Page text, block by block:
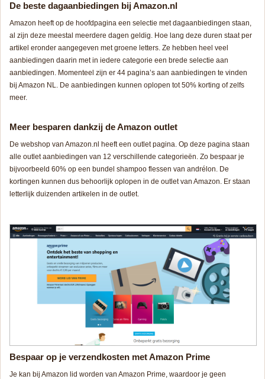
De beste dagaanbiedingen bij Amazon.nl
Amazon heeft op de hoofdpagina een selectie met dagaanbiedingen staan,
al zijn deze meestal meerdere dagen geldig. Hoe lang deze duren staat per
artikel eronder aangegeven met groene letters. Ze hebben heel veel
aanbiedingen daarin met in iedere categorie een brede selectie aan
aanbiedingen. Momenteel zijn er 44 pagina’s aan aanbiedingen te vinden
bij Amazon NL. De aanbiedingen kunnen oplopen tot 50% korting of zelfs
meer.
Meer besparen dankzij de Amazon outlet
De webshop van Amazon.nl heeft een outlet pagina. Op deze pagina staan
alle outlet aanbiedingen van 12 verschillende categorieën. Zo bespaar je
bijvoorbeeld 60% op een bundel shampoo flessen van andrélon. De
kortingen kunnen dus behoorlijk oplopen in de outlet van Amazon. Er staan
letterlijk duizenden artikelen in de outlet.
Bespaar op je verzendkosten met Amazon Prime
Je kan bij Amazon lid worden van Amazon Prime, waardoor je geen